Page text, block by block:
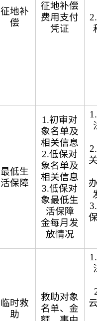
征地补
偿
征地补偿
费用支付
凭证
最低生
活保障
1.初审对
象名单及
相关信息
2.低保对
象名单及
相关信息
3.低保对
象最低生
活保障
金每月发
放情况
临时救
助
救助对象
名单、金